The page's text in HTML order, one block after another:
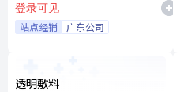
登录可见
站点经销 广东公司
透明敷料